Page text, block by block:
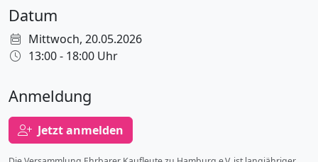
Datum
Mittwoch, 20.05.2026
13:00 - 18:00 Uhr
Anmeldung
Jetzt anmelden